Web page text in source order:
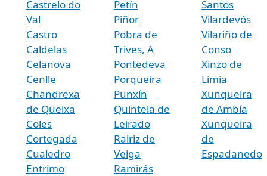
Castrelo do
Val
Castro
Caldelas
Celanova
Cenlle
Chandrexa
de Queixa
Coles
Cortegada
Cualedro
Entrimo
Petín
Piñor
Pobra de
Trives, A
Pontedeva
Porqueira
Punxín
Quintela de
Leirado
Rairiz de
Veiga
Ramirás
Santos
Vilardevós
Vilariño de
Conso
Xinzo de
Limia
Xunqueira
de Ambía
Xunqueira
de
Espadanedo